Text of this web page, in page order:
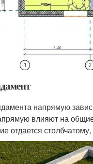
напрямую
влияют на
отдается